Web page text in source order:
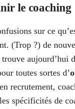
le coaching
sur ce
(Trop ?) de
aujourd’hui
toutes sortes d’
recrutement,
spécificités de